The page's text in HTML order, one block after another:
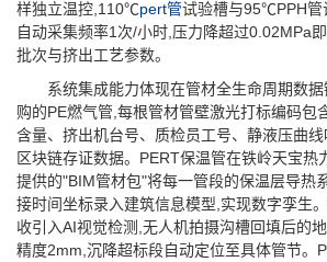
样独立温控,110℃pert管试验槽与95℃PPH管
自动采集频率1次/小时,压力降超过0.02MPa
批次与挤出工艺参数。
系统集成能力体现在管材全生命周期数据
购的PE燃气管,每根管材管壁激光打标编码包
含量、挤出机台号、质检员工号、静液压曲
区块链存证数据。PERT保温管在铁岭天宝热
提供的"BIM管材包"将每一管段的保温层导热
接时间坐标录入建筑信息模型,实现数字孪生
收引入AI视觉检测,无人机拍摄沟槽回填后的
精度2mm,沉降超标段自动定位至具体管节。